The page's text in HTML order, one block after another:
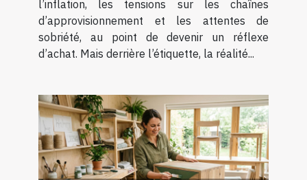
l’inflation, les tensions sur les chaînes
d’approvisionnement et les attentes de
sobriété, au point de devenir un réflexe
d’achat. Mais derrière l’étiquette, la réalité...